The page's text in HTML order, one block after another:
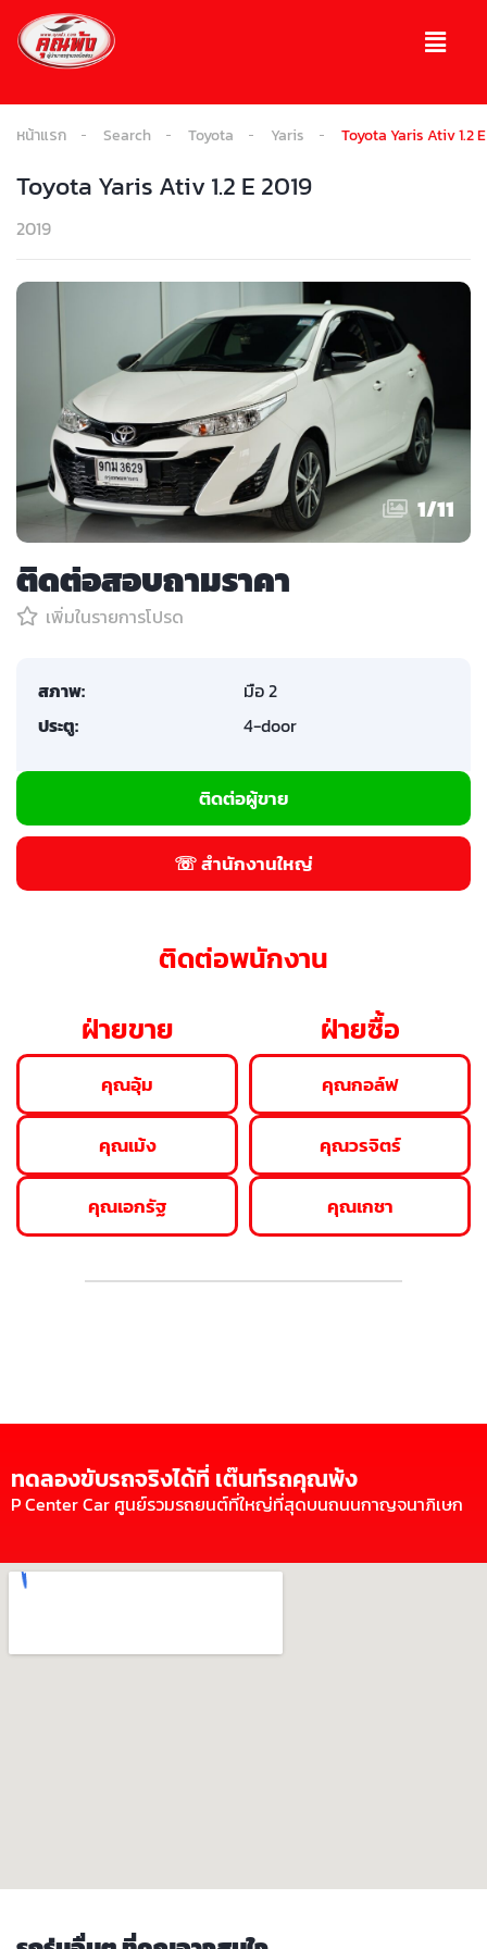
หน้าแรก Search Toyota Yaris Toyota Yaris Ativ 1.2
Toyota Yaris Ativ 1.2 E 2019
2019
1/11
ติดต่อสอบถามราคา
เพิ่มในรายการโปรด
สภาพ:
มือ 2
ประตู:
4-door
ติดต่อผู้ขาย
☏ สำนักงานใหญ่
ติดต่อพนักงาน
ฝ่ายขาย
คุณอุ้ม
คุณเม้ง
คุณเอกรัฐ
ฝ่ายซื้อ
คุณกอล์ฟ
คุณวรจิตร์
คุณเกชา
ทดลองขับรถจริงได้ที่ เต๊นท์รถคุณพ้ง
P Center Car ศูนย์รวมรถยนต์ที่ใหญ่ที่สุดบนถนนกาญจนาภิเษก